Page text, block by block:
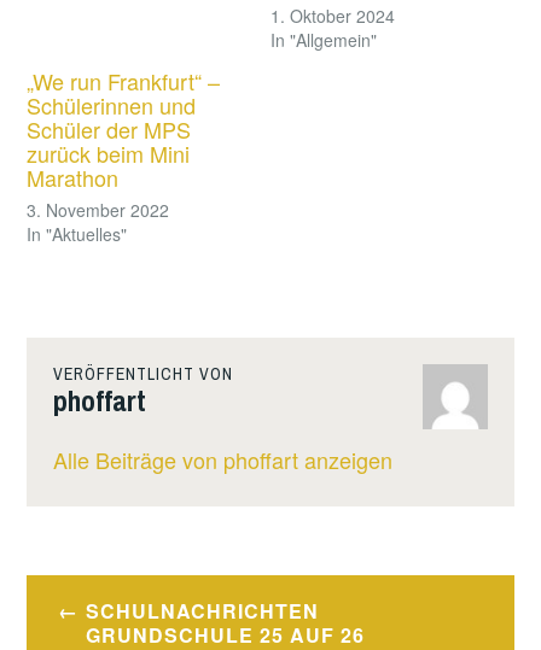
1. Oktober 2024
In "Allgemein"
„We run Frankfurt“ –
Schülerinnen und
Schüler der MPS
zurück beim Mini
Marathon
3. November 2022
In "Aktuelles"
VERÖFFENTLICHT VON
phoffart
Alle Beiträge von phoffart anzeigen
Beitragsnavigation
SCHULNACHRICHTEN
GRUNDSCHULE 25 AUF 26